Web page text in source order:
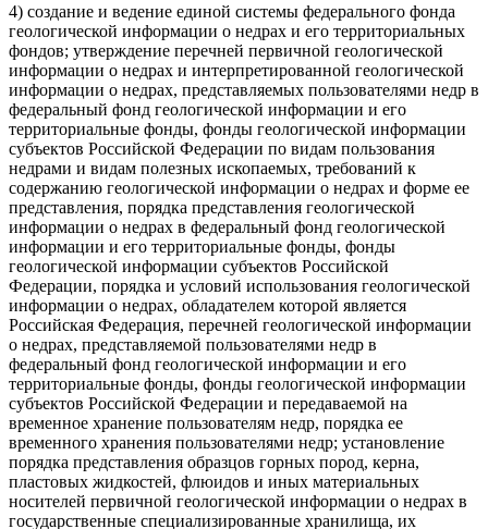
4) создание и ведение единой системы федерального фонда
геологической информации о недрах и его территориальных
фондов; утверждение перечней первичной геологической
информации о недрах и интерпретированной геологической
информации о недрах, представляемых пользователями недр в
федеральный фонд геологической информации и его
территориальные фонды, фонды геологической информации
субъектов Российской Федерации по видам пользования
недрами и видам полезных ископаемых, требований к
содержанию геологической информации о недрах и форме ее
представления, порядка представления геологической
информации о недрах в федеральный фонд геологической
информации и его территориальные фонды, фонды
геологической информации субъектов Российской
Федерации, порядка и условий использования геологической
информации о недрах, обладателем которой является
Российская Федерация, перечней геологической информации
о недрах, представляемой пользователями недр в
федеральный фонд геологической информации и его
территориальные фонды, фонды геологической информации
субъектов Российской Федерации и передаваемой на
временное хранение пользователям недр, порядка ее
временного хранения пользователями недр; установление
порядка представления образцов горных пород, керна,
пластовых жидкостей, флюидов и иных материальных
носителей первичной геологической информации о недрах в
государственные специализированные хранилища, их